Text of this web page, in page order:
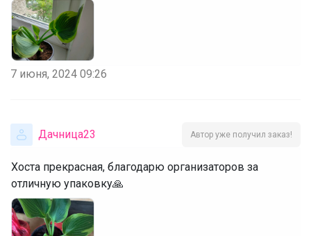
7 июня, 2024 09:26
Дачница23 Автор уже получил заказ!
Хоста прекрасная, благодарю организаторов за
отличную упаковку🙏